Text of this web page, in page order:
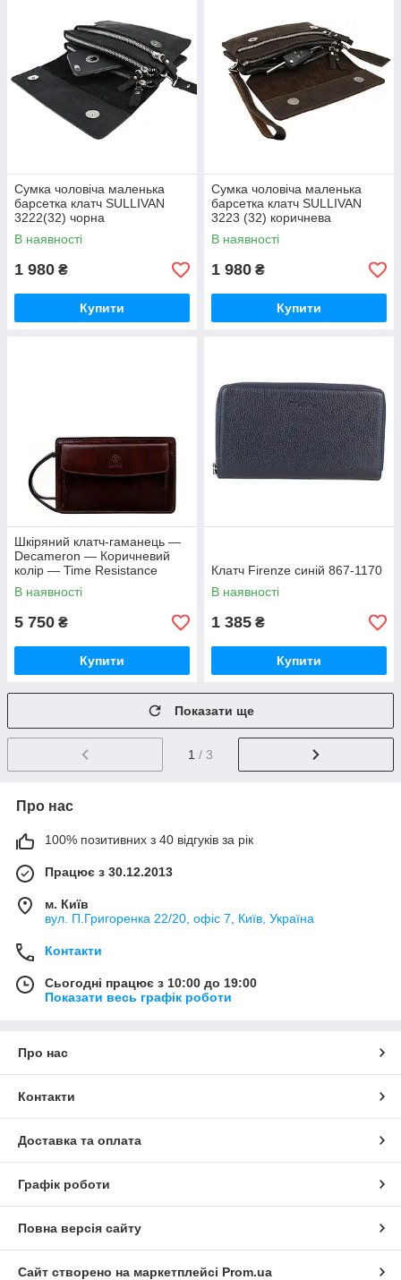
Сумка чоловіча маленька
барсетка клатч SULLIVAN
3222(32) чорна
В наявності
1 980 ₴
Купити
Сумка чоловіча маленька
барсетка клатч SULLIVAN
3223 (32) коричнева
В наявності
1 980 ₴
Купити
Шкіряний клатч-гаманець —
Decameron — Коричневий
колір — Time Resistance
5218101
В наявності
5 750 ₴
Купити
Клатч Firenze синій 867-1170
В наявності
1 385 ₴
Купити
Показати ще
1 / 3
Про нас
100% позитивних з 40 відгуків за рік
Працює з 30.12.2013
м. Київ
вул. П.Григоренка 22/20, офіс 7, Київ, Україна
Контакти
Сьогодні працює з 10:00 до 19:00
Показати весь графік роботи
Про нас
Контакти
Доставка та оплата
Графік роботи
Повна версія сайту
Сайт створено на маркетплейсі Prom.ua